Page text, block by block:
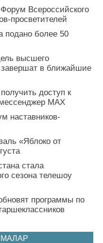
Всероссийского
просветителей
подано более 50
высшего
в ближайшие
доступ к
MAX
наставников-
«Яблоко от
стала
сезона телешоу
программы по